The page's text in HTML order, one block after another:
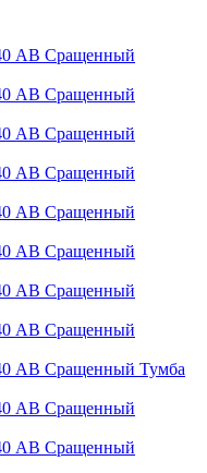
Тумба